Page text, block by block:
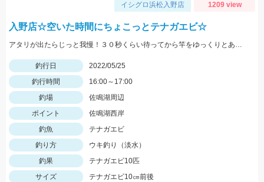
イシグロ浜松入野店 1209 view
入野店☆空いた時間にちょこっとテナガエビ☆
アタリが出たらじっと我慢！３０秒くらい待ってから竿をゆっくりとあげましょう。
釣行日
2022/05/25
釣行時間
16:00～17:00
釣場
佐鳴湖周辺
ポイント
佐鳴湖西岸
釣魚
テナガエビ
釣り方
ウキ釣り（淡水）
釣果
テナガエビ10匹
サイズ
テナガエビ10㎝前後